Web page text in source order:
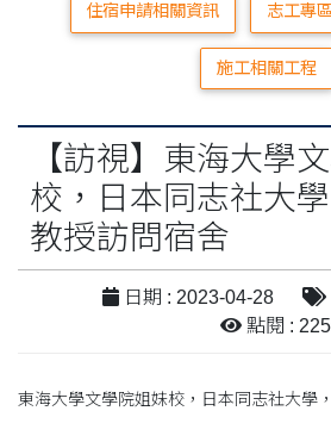
住宿申請相關資訊 志工專區
施工相關工程
【訪視】東海大學
校，日本同志社大
教授訪問宿舍
日期 : 2023-04-28
點閱 :
東海大學文學院姐妹校，日本同志社大學